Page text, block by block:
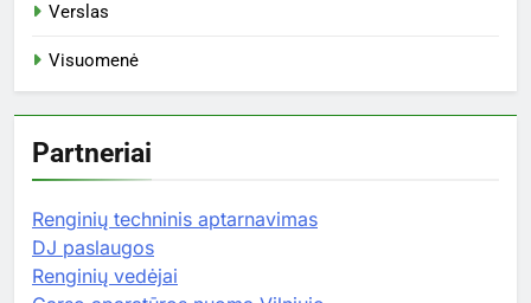
Verslas
Visuomenė
Partneriai
Renginių techninis aptarnavimas
DJ paslaugos
Renginių vedėjai